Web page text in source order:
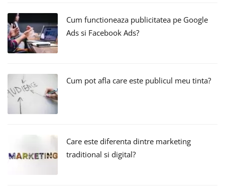
Cum functioneaza publicitatea pe Google
Ads si Facebook Ads?
Cum pot afla care este publicul meu tinta?
Care este diferenta dintre marketing
traditional si digital?